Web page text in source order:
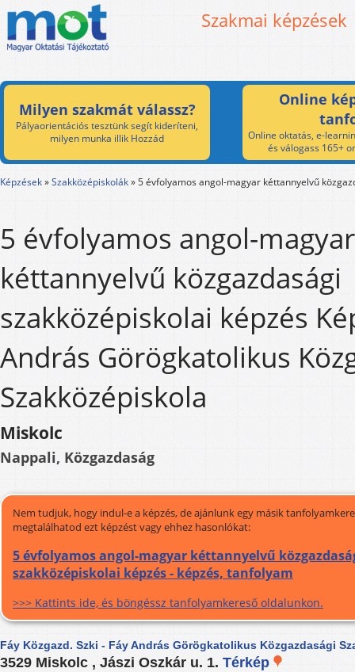
Szakmai képzések
Milyen szakmát válassz?
Pályaorientációs tesztünk segít kideríteni,
milyen munka illik Hozzád
Online
Online oktatás, e-
és válogass 165+
Képzések»Szakközépiskolák»5 évfolyamos angol-magyar kéttannyelvű
5 évfolyamos angol-magyar
kéttannyelvű közgazdasági
szakközépiskolai képzés
András Görögkatolikus
Szakközépiskola
Miskolc
Nappali, Közgazdaság
Nem tudjuk, hogy indul-e a képzés, de ajánlunk egy másik
megtalálhatod ezt képzést vagy ehhez hasonlókat:
5 évfolyamos angol-magyar kéttannyelvű
szakközépiskolai képzés - képzés, tanfolyam
>>> Kattints ide, és böngéssz tanfolyamkereső oldalunkon.
Fáy Közgazd. Szki - Fáy András Görögkatolikus Közgazdasági
3529 Miskolc , Jászi Oszkár u. 1. Térkép